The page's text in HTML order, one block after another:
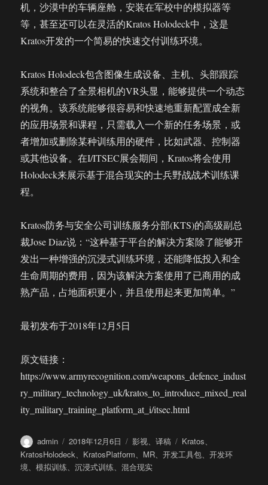
机，沙漠中的车辆座舱，安装在军校中的模拟器等
等，甚至还可以在灵活的Kratos Holodeck中，这是
Kratos开发的一个简易的快速交付训练环境。
Kratos Holodeck包含图像生成设备、主机、头部跟踪
系统和整合了全景相机的VR头显，能够提供一个动态
的视角。该系统能够很容易和快速地重新配置成全新
的应用场景和课程，只需载入一个新的任务场景，或
者增加或删除某种训练用的硬件，比如武器、控制器
或其他设备。在I/ITSEC展会期间，Kratos将会使用
Holodeck来展示基于混合现实的士兵野战战术训练课
程。
Kratos防务与安全公司训练服务分部(KTS)的高级副总
裁Jose Diaz说：“这种基于平台的解决方案除了能够开
发出一种增强的沉浸式训练环境，还能降低投入和全
生命周期的费用，因为该解决方案使用了已商用的成
熟产品，占地面积更小，并且使用起来更加简单。”
最初发布于2018年12月5日
原文链接：
https://www.armyrecognition.com/weapons_defence_indust
ry_military_technology_uk/kratos_to_introduce_mixed_real
ity_military_training_platform_at_i/itsec.html
作
者
admin
发
布
于
2018年12月6日
分
类
影视、译稿
标
签
Kratos、
KratosHolodeck、 KratosPlatform、 MR、开发工具包、开发环
境、模拟训练、沉浸式训练、混合现实